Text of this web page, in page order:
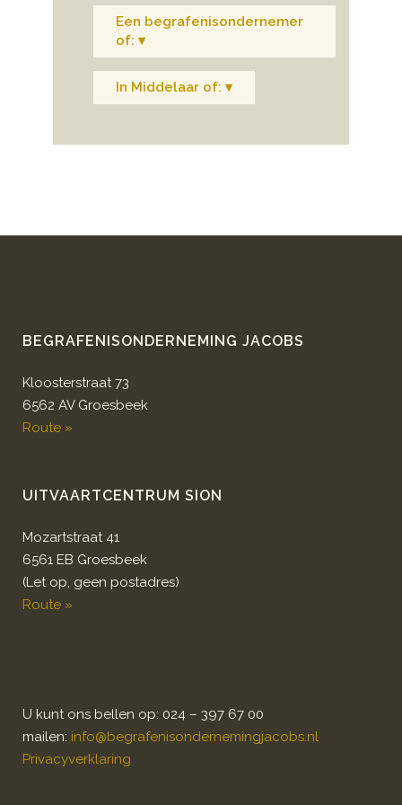
Een begrafenisondernemer
of: ▾
In Middelaar of: ▾
BEGRAFENISONDERNEMING JACOBS
Kloosterstraat 73
6562 AV Groesbeek
Route »
UITVAARTCENTRUM SION
Mozartstraat 41
6561 EB Groesbeek
(Let op, geen postadres)
Route »
U kunt ons bellen op: 024 – 397 67 00
mailen: info@begrafenisondernemingjacobs.nl
Privacyverklaring